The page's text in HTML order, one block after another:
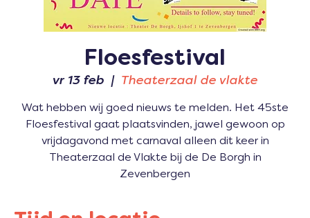
Floesfestival
vr 13 feb
  |
Theaterzaal de vlakte
Wat hebben wij goed nieuws te melden. Het 45ste
Floesfestival gaat plaatsvinden, jawel gewoon op
vrijdagavond met carnaval alleen dit keer in
Theaterzaal de Vlakte bij de De Borgh in
Zevenbergen